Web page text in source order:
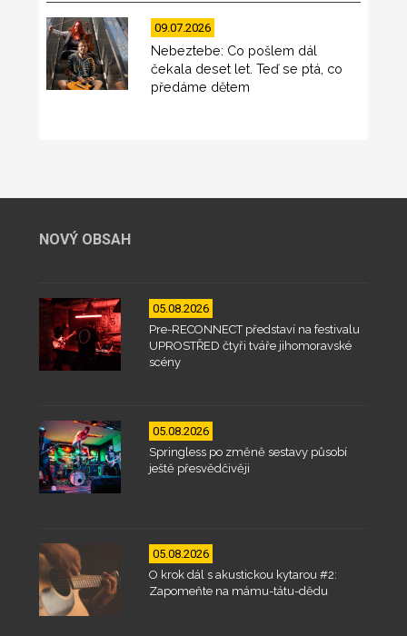
09.07.2026
Nebeztebe: Co pošlem dál
čekala deset let. Teď se ptá, co
předáme dětem
NOVÝ OBSAH
05.08.2026
Pre-RECONNECT představí na festivalu
UPROSTŘED čtyři tváře jihomoravské
scény
05.08.2026
Springless po změně sestavy působí
ještě přesvědčivěji
05.08.2026
O krok dál s akustickou kytarou #2:
Zapomeňte na mámu-tátu-dědu